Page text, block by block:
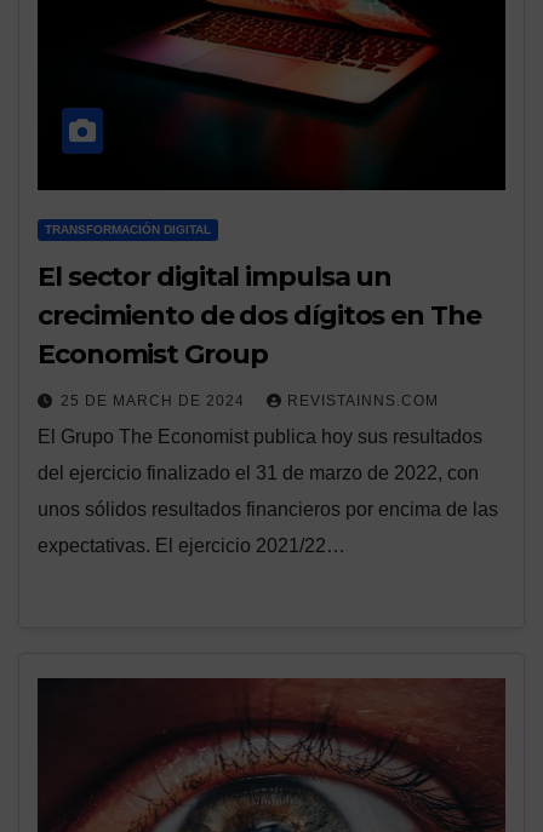
TRANSFORMACIÓN DIGITAL
El sector digital impulsa un
crecimiento de dos dígitos en The
Economist Group
25 DE MARCH DE 2024 REVISTAINNS.COM
El Grupo The Economist publica hoy sus resultados
del ejercicio finalizado el 31 de marzo de 2022, con
unos sólidos resultados financieros por encima de las
expectativas. El ejercicio 2021/22…